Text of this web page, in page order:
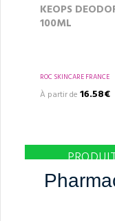
KEOPS
100ML
ROC SKINCARE FRANCE
À partir de16.58€